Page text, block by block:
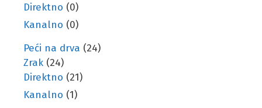
Direktno (0)
Kanalno (0)
Peći na drva (24)
Zrak (24)
Direktno (21)
Kanalno (1)